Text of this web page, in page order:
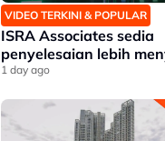
VIDEO TERKINI & POPULAR
ISRA Associates sedia
penyelesaian lebih
1 day ago